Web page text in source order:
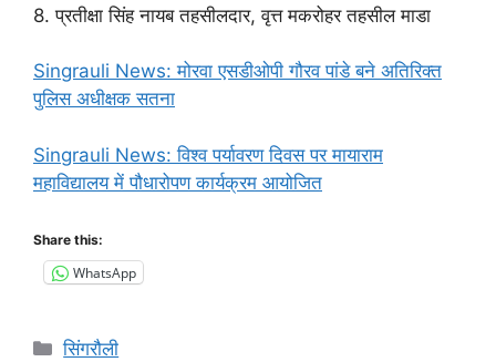
8. प्रतीक्षा सिंह नायब तहसीलदार, वृत्त मकरोहर तहसील माडा
Singrauli News: मोरवा एसडीओपी गौरव पांडे बने अतिरिक्त
पुलिस अधीक्षक सतना
Singrauli News: विश्व पर्यावरण दिवस पर मायाराम
महाविद्यालय में पौधारोपण कार्यक्रम आयोजित
Share this:
WhatsApp
Categories
सिंगरौली